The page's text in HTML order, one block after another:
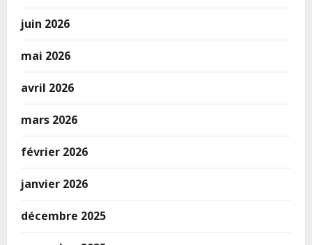
juin 2026
mai 2026
avril 2026
mars 2026
février 2026
janvier 2026
décembre 2025